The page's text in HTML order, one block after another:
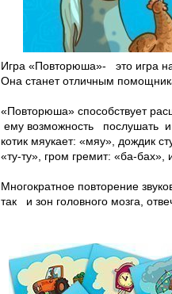
Игра «Повторюша»- это игра
Она станет отличным
«Повторюша» способствует
ему возможность послушать и
котик мяукает: «мяу», дождик
«ту-ту», гром гремит: «ба-бах»,
Многократное повторение
так и зон головного мозга,